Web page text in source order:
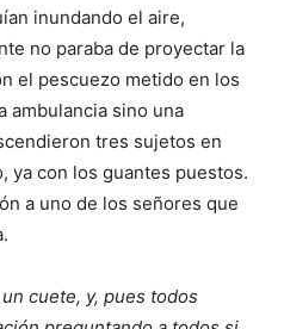
inundando el aire,
no paraba de proyectar la
el pescuezo metido en los
ambulancia sino una
tres sujetos en
ya con los guantes puestos.
a uno de los señores que
cuete, y, pues todos